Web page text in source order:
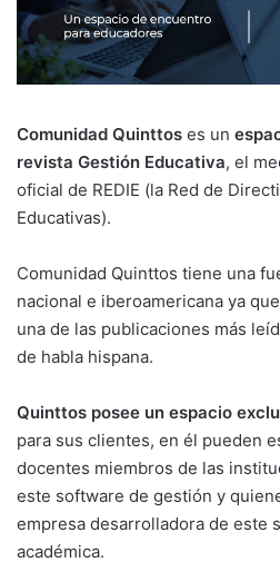
Comunidad Quinttos es un
revista Gestión Educativa, el
oficial de REDIE (la Red de
Educativas).
Comunidad Quinttos tiene una
nacional e iberoamericana ya
una de las publicaciones más
de habla hispana.
Quinttos posee un espacio
para sus clientes, en él pueden
docentes miembros de las
este software de gestión y
empresa desarrolladora de este
académica.